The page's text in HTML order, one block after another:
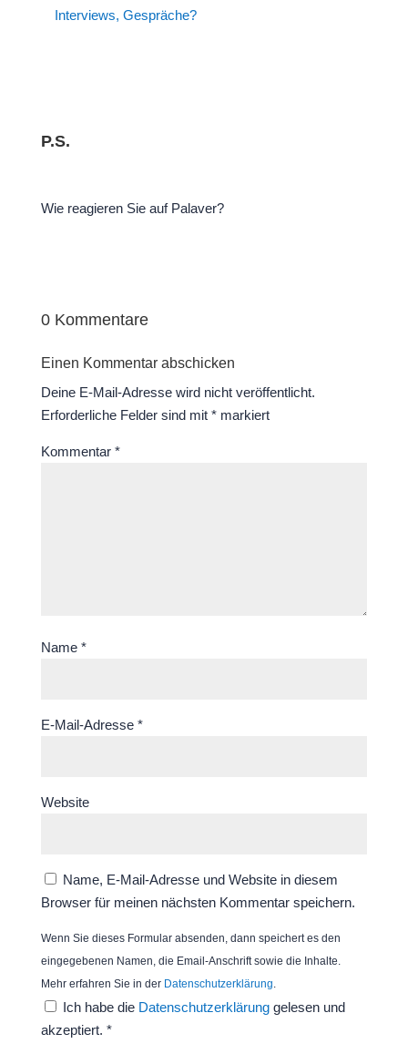
Interviews, Gespräche?
P.S.
Wie reagieren Sie auf Palaver?
0 Kommentare
Einen Kommentar abschicken
Deine E-Mail-Adresse wird nicht veröffentlicht.
Erforderliche Felder sind mit *markiert
Kommentar *
Name *
E-Mail-Adresse *
Website
Name, E-Mail-Adresse und Website in diesem
Browser für meinen nächsten Kommentar speichern.
Wenn Sie dieses Formular absenden, dann speichert es den
eingegebenen Namen, die Email-Anschrift sowie die Inhalte.
Mehr erfahren Sie in der Datenschutzerklärung.
Ich habe die Datenschutzerklärung gelesen und
akzeptiert. *